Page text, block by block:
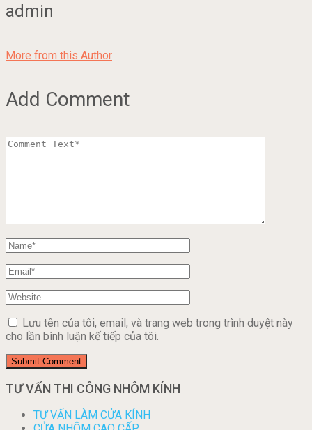
admin
More from this Author
Add Comment
Lưu tên của tôi, email, và trang web trong trình duyệt này
cho lần bình luận kế tiếp của tôi.
TƯ VẤN THI CÔNG NHÔM KÍNH
TƯ VẤN LÀM CỬA KÍNH